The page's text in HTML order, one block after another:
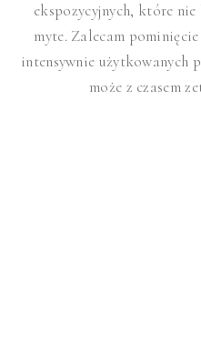
ekspozycyjnych, które nie
myte. Zalecam
intensywnie użytkowanych
może z czasem